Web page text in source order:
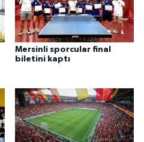
Mersinli sporcular final
biletini kaptı